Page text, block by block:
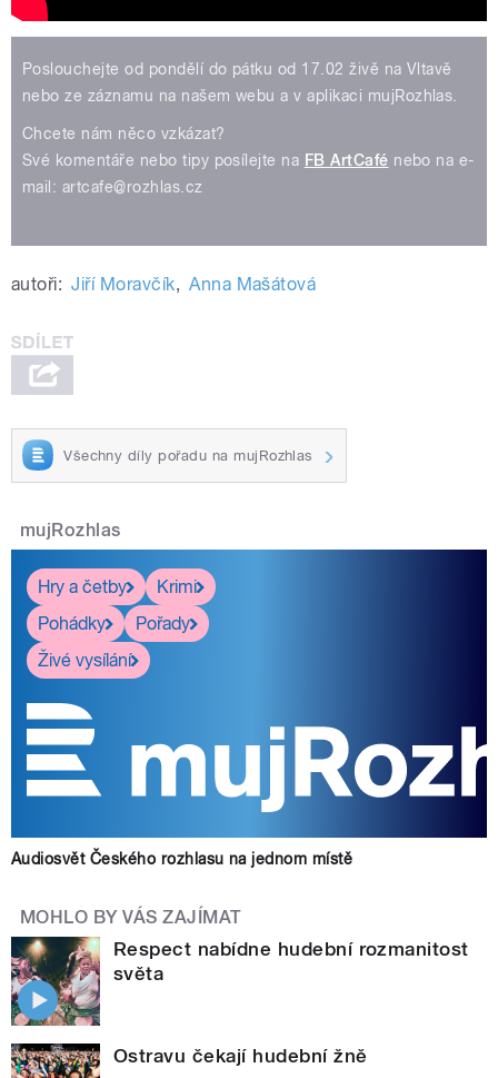
Poslouchejte od pondělí do pátku od 17.02 živě na Vltavě
nebo ze záznamu na našem webu a v aplikaci mujRozhlas.
Chcete nám něco vzkázat?
Své komentáře nebo tipy posílejte na FB ArtCafé nebo na e-
mail: artcafe@rozhlas.cz
autoři: Jiří Moravčík, Anna Mašátová
Všechny díly pořadu na mujRozhlas
mujRozhlas
Hry a četby
Krimi
Pohádky
Pořady
Živé vysílání
Audiosvět Českého rozhlasu na jednom místě
MOHLO BY VÁS ZAJÍMAT
Respect nabídne hudební rozmanitost
světa
Ostravu čekají hudební žně